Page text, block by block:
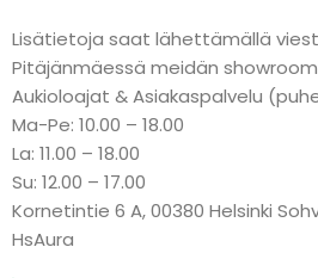
Lisätietoja saat lähettämällä
Pitäjänmäessä meidän
Aukioloajat & Asiakaspalvelu
Ma-Pe: 10.00 – 18.00
La: 11.00 – 18.00
Su: 12.00 – 17.00
Kornetintie 6 A, 00380 Helsinki
HsAura